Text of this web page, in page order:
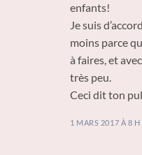
enfants!
Je suis
moins parce
à faires, et
très peu.
Ceci dit ton
1 MARS 2017 À 8